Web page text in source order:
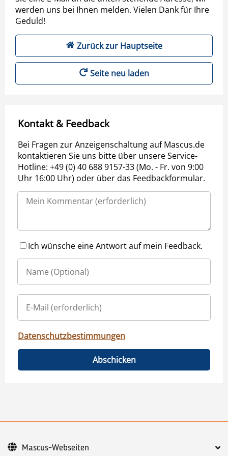
werden uns bei Ihnen melden. Vielen Dank für Ihre
Geduld!
Zurück zur Hauptseite
Seite neu laden
Kontakt & Feedback
Bei Fragen zur Anzeigenschaltung auf Mascus.de
kontaktieren Sie uns bitte über unsere Service-
Hotline: +49 (0) 40 688 9157-33 (Mo. - Fr. von 9:00
Uhr 16:00 Uhr) oder über das Feedbackformular.
Ich wünsche eine Antwort auf mein Feedback.
Datenschutzbestimmungen
Abschicken
Mascus-Webseiten